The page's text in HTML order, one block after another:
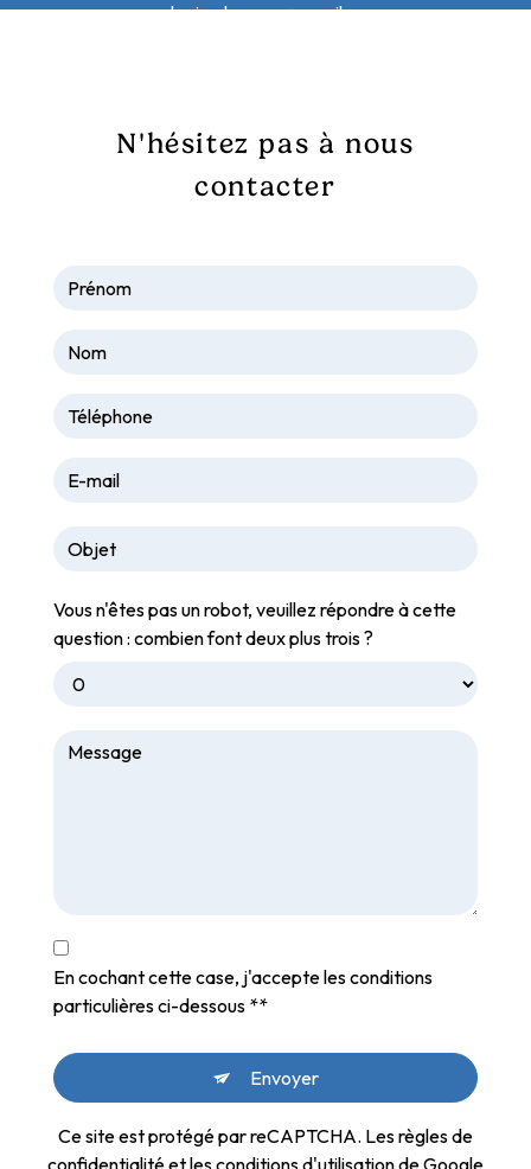
galopinsdusancy@gmail.com
N'hésitez pas à nous
contacter
Vous n'êtes pas un robot, veuillez répondre à cette
question : combien font deux plus trois ?
En cochant cette case, j'accepte les conditions
particulières ci-dessous **
Envoyer
Ce site est protégé par reCAPTCHA. Lesrègles de